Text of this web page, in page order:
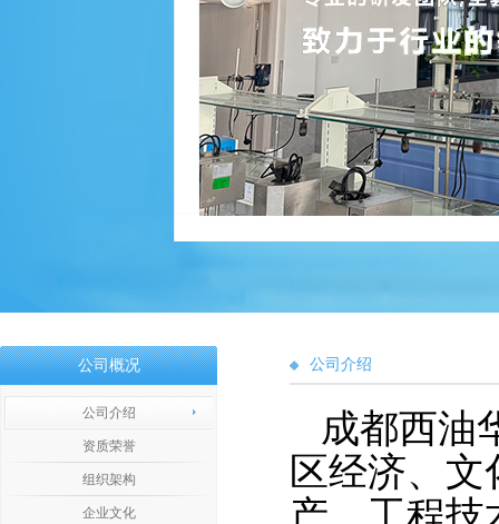
公司概况
公司介绍
资质荣誉
组织架构
企业文化
公司介绍
成都西油
区经济、